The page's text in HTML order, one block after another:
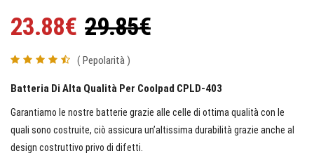
23.88€ 29.85€
( Pepolarità )
Batteria Di Alta Qualità Per Coolpad CPLD-403
Garantiamo le nostre batterie grazie alle celle di ottima qualità con le
quali sono costruite, ciò assicura un’altissima durabilità grazie anche al
design costruttivo privo di difetti.